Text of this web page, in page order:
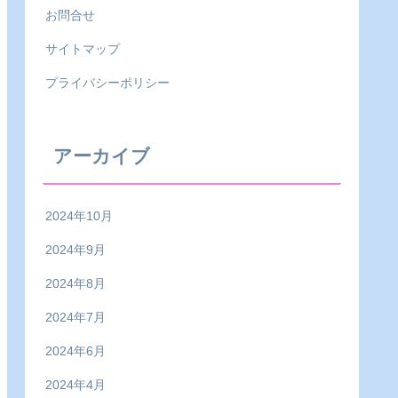
お問合せ
サイトマップ
プライバシーポリシー
アーカイブ
2024年10月
2024年9月
2024年8月
2024年7月
2024年6月
2024年4月